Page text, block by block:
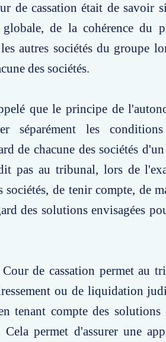
de cassation était de savoir
de la cohérence du
autres sociétés du groupe
des sociétés.
que le principe de
séparément les
de chacune des sociétés
pas au tribunal, lors de
sociétés, de tenir compte, de
des solutions envisagées
de cassation permet au
ou de liquidation
tenant compte des solutions
Cela permet d'assurer une